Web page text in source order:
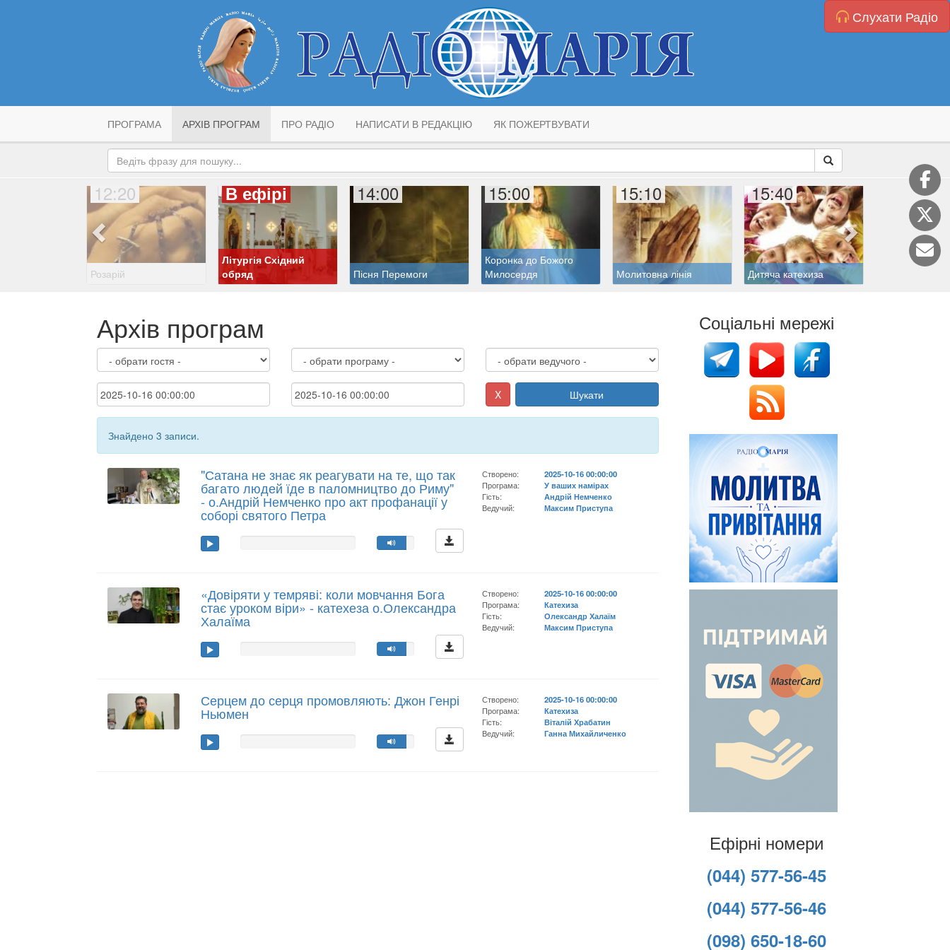
Слухати Радіо
ПРОГРАМА АРХІВ ПРОГРАМ ПРО РАДІО НАПИСАТИ В РЕДАКЦІЮ ЯК ПОЖЕРТВУВАТИ
12:20
Розарій
В ефірі
Літургія Східний
обряд
14:00
Пісня Перемоги
15:00
Коронка до Божого
Милосердя
15:10
Молитовна лінія
15:40
Дитяча катехиза
16:00
Архів програм
X Шукати
Знайдено 3 записи.
"Сатана не знає як реагувати на те, що так
багато людей їде в паломництво до Риму"
- о.Андрій Немченко про акт профанації у
соборі святого Петра
Створено:
2025-10-16 00:00:00
Програма:
У ваших намірах
Гість:
Андрій Немченко
Ведучий:
Максим Приступа
«Довіряти у темряві: коли мовчання Бога
стає уроком віри» - катехеза о.Олександра
Халаїма
Створено:
2025-10-16 00:00:00
Програма:
Катехиза
Гість:
Олександр Халаїм
Ведучий:
Максим Приступа
Серцем до серця промовляють: Джон Генрі
Ньюмен
Створено:
2025-10-16 00:00:00
Програма:
Катехиза
Гість:
Віталій Храбатин
Ведучий:
Ганна Михайличенко
Соціальні мережі
Ефірні номери
(044) 577-56-45
(044) 577-56-46
(098) 650-18-60